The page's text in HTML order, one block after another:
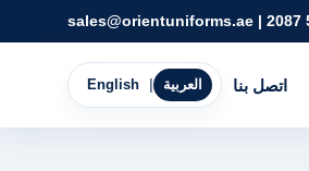
|
sales@orientuniforms.ae
اتصل بنا English العربية